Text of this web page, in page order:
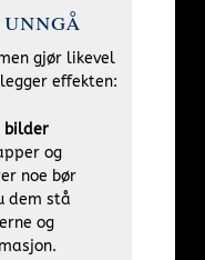
gjør likevel
effekten:
bilder
og
noe bør
dem stå
og